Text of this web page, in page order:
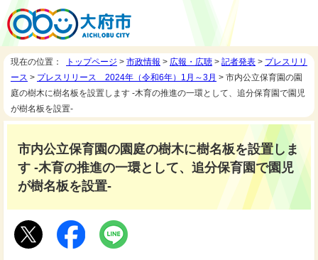
現在の位置： トップページ > 市政情報 > 広報・広聴 > 記者発表 > プレスリリ
ース > プレスリリース 2024年（令和6年）1月～3月 > 市内公立保育園の園
庭の樹木に樹名板を設置します -木育の推進の一環として、追分保育園で園児
が樹名板を設置-
市内公立保育園の園庭の樹木に樹名板を設置しま
す -木育の推進の一環として、追分保育園で園児
が樹名板を設置-